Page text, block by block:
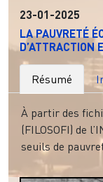
23-01-2025
LA PAUVRETÉ
D’ATTRACTION
Résumé
À partir des
(FILOSOFI) de
seuils de